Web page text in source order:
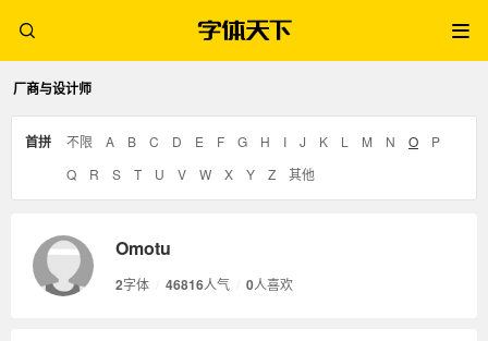
厂商与设计师
首拼 不限 A B C D E F G H I J K L M N O
P
Q
R S T U V W X Y Z 其他
Omotu
2字体 46816人气 0人喜欢